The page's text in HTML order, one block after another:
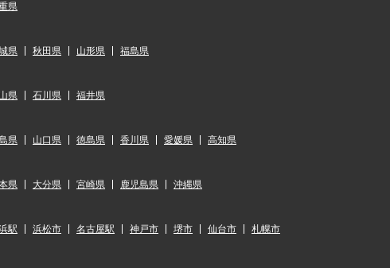
県
県 秋田県 山形県 福島県
県 石川県 福井県
県 山口県 徳島県 香川県 愛媛県 高知県
県 大分県 宮崎県 鹿児島県 沖縄県
駅 浜松市 名古屋駅 神戸市 堺市 仙台市 札幌市